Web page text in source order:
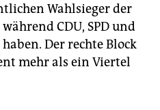
Wahlsieger der
CDU, SPD und
Der rechte Block
mehr als ein Viertel